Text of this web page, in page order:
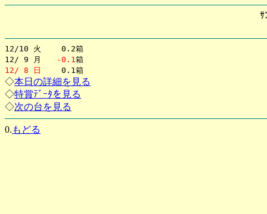
ｻ
12/10 火 0.2箱
12/ 9 月
-0.1箱
12/ 8 日
0.1箱
◇本日の詳細を見る
◇特賞ﾃﾞｰﾀを見る
◇次の台を見る
0. もどる